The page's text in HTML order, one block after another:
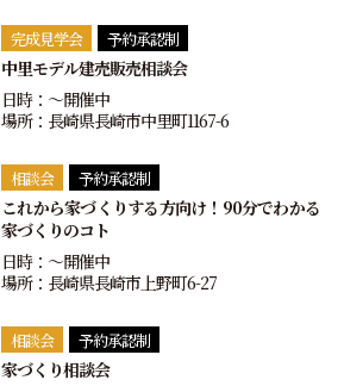
完成見学会 予約承認制
中里モデル建売販売相談会
日時：〜開催中
場所：長崎県長崎市中里町1167-6
相談会 予約承認制
これから家づくりする方向け！90分でわかる
家づくりのコト
日時：〜開催中
場所：長崎県長崎市上野町6-27
相談会 予約承認制
家づくり相談会